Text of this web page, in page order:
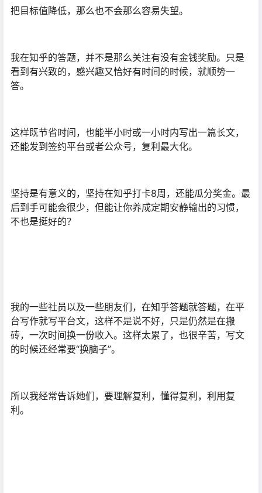
把目标值降低，那么也不会那么容易失望。
我在知乎的答题，并不是那么关注有没有金钱奖励。只是
看到有兴致的，感兴趣又恰好有时间的时候，就顺势一
答。
这样既节省时间，也能半小时或一小时内写出一篇长文，
还能发到签约平台或者公众号，复利最大化。
坚持是有意义的，坚持在知乎打卡8周，还能瓜分奖金。最
后到手可能会很少，但能让你养成定期安静输出的习惯，
不也是挺好的？
我的一些社员以及一些朋友们，在知乎答题就答题，在平
台写作就写平台文，这样不是说不好，只是仍然是在搬
砖，一次时间换一份收入。这样太累了，也很辛苦，写文
的时候还经常要“换脑子”。
所以我经常告诉她们，要理解复利，懂得复利，利用复
利。